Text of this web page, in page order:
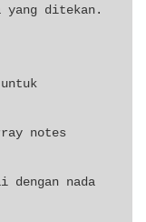
yang ditekan.
notes
nada